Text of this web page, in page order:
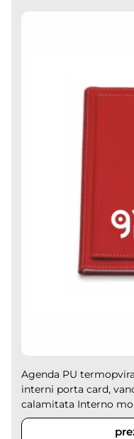
Agenda PU
interni porta card,
calamitata Interno